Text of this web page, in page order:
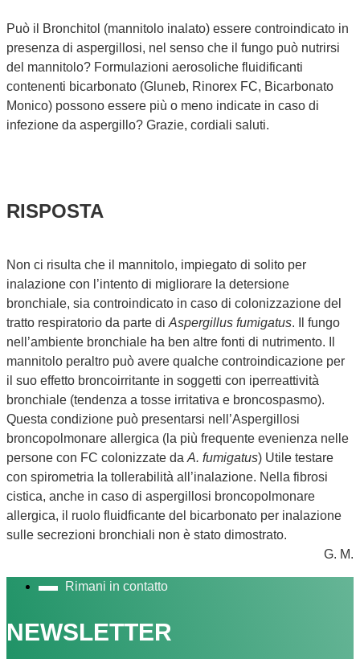
Può il Bronchitol (mannitolo inalato) essere controindicato in
presenza di aspergillosi, nel senso che il fungo può nutrirsi
del mannitolo? Formulazioni aerosoliche fluidificanti
contenenti bicarbonato (Gluneb, Rinorex FC, Bicarbonato
Monico) possono essere più o meno indicate in caso di
infezione da aspergillo? Grazie, cordiali saluti.
RISPOSTA
Non ci risulta che il mannitolo, impiegato di solito per
inalazione con l’intento di migliorare la detersione
bronchiale, sia controindicato in caso di colonizzazione del
tratto respiratorio da parte di Aspergillus fumigatus. Il fungo
nell’ambiente bronchiale ha ben altre fonti di nutrimento. Il
mannitolo peraltro può avere qualche controindicazione per
il suo effetto broncoirritante in soggetti con iperreattività
bronchiale (tendenza a tosse irritativa e broncospasmo).
Questa condizione può presentarsi nell’Aspergillosi
broncopolmonare allergica (la più frequente evenienza nelle
persone con FC colonizzate da A. fumigatus) Utile testare
con spirometria la tollerabilità all’inalazione. Nella fibrosi
cistica, anche in caso di aspergillosi broncopolmonare
allergica, il ruolo fluidficante del bicarbonato per inalazione
sulle secrezioni bronchiali non è stato dimostrato.
G. M.
Rimani in contatto
NEWSLETTER